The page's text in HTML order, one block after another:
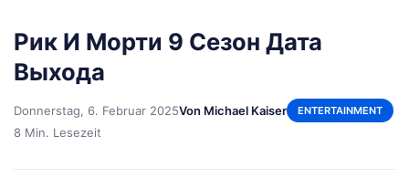
Рик И Морти 9 Сезон Дата
Выхода
Donnerstag, 6. Februar 2025Von Michael Kaiser ENTERTAINMENT
8 Min. Lesezeit